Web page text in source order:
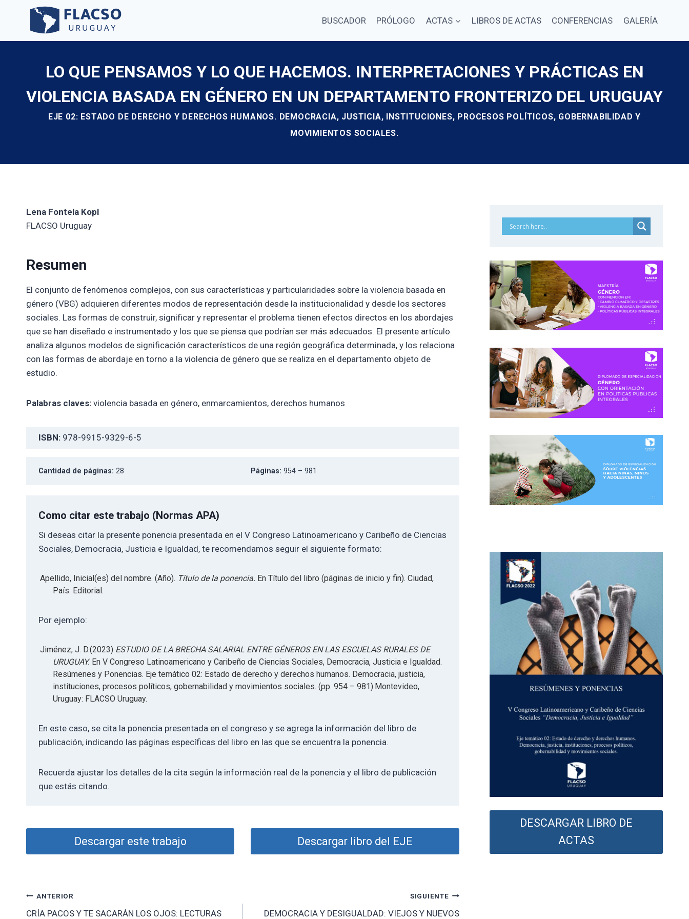
contenido
BUSCADOR PRÓLOGO ACTAS LIBROS DE ACTAS CONFERENCIAS GALERÍA
LO QUE PENSAMOS Y LO QUE HACEMOS. INTERPRETACIONES Y PRÁCTICAS EN
VIOLENCIA BASADA EN GÉNERO EN UN DEPARTAMENTO FRONTERIZO DEL URUGUAY
EJE 02: ESTADO DE DERECHO Y DERECHOS HUMANOS. DEMOCRACIA, JUSTICIA, INSTITUCIONES, PROCESOS POLÍTICOS, GOBERNABILIDAD Y
MOVIMIENTOS SOCIALES.
Lena Fontela Kopl
FLACSO Uruguay
Resumen
El conjunto de fenómenos complejos, con sus características y particularidades sobre la violencia basada en
género (VBG) adquieren diferentes modos de representación desde la institucionalidad y desde los sectores
sociales. Las formas de construir, significar y representar el problema tienen efectos directos en los abordajes
que se han diseñado e instrumentado y los que se piensa que podrían ser más adecuados. El presente artículo
analiza algunos modelos de significación característicos de una región geográfica determinada, y los relaciona
con las formas de abordaje en torno a la violencia de género que se realiza en el departamento objeto de
estudio.
Palabras claves: violencia basada en género, enmarcamientos, derechos humanos
ISBN: 978-9915-9329-6-5
Cantidad de páginas: 28 Páginas:954 – 981
Como citar este trabajo (Normas APA)
Si deseas citar la presente ponencia presentada en el V Congreso Latinoamericano y Caribeño de Ciencias
Sociales, Democracia, Justicia e Igualdad, te recomendamos seguir el siguiente formato:
Apellido, Inicial(es) del nombre. (Año). Título de la ponencia. En Título del libro (páginas de inicio y fin). Ciudad,
País: Editorial.
Por ejemplo:
Jiménez, J. D.(2023) ESTUDIO DE LA BRECHA SALARIAL ENTRE GÉNEROS EN LAS ESCUELAS RURALES DE
URUGUAY. En V Congreso Latinoamericano y Caribeño de Ciencias Sociales, Democracia, Justicia e Igualdad.
Resúmenes y Ponencias. Eje temático 02: Estado de derecho y derechos humanos. Democracia, justicia,
instituciones, procesos políticos, gobernabilidad y movimientos sociales. (pp. 954 – 981).Montevideo,
Uruguay: FLACSO Uruguay.
En este caso, se cita la ponencia presentada en el congreso y se agrega la información del libro de
publicación, indicando las páginas específicas del libro en las que se encuentra la ponencia.
Recuerda ajustar los detalles de la cita según la información real de la ponencia y el libro de publicación
que estás citando.
Descargar este trabajo Descargar libro del EJE
Navegación
ANTERIOR
CRÍA PACOS Y TE SACARÁN LOS OJOS: LECTURAS
SIGUIENTE
DEMOCRACIA Y DESIGUALDAD: VIEJOS Y NUEVOS
DESCARGAR LIBRO DE
ACTAS